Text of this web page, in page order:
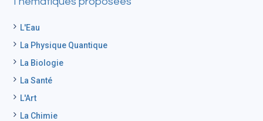
L'Eau
La Physique Quantique
La Biologie
La Santé
L'Art
La Chimie